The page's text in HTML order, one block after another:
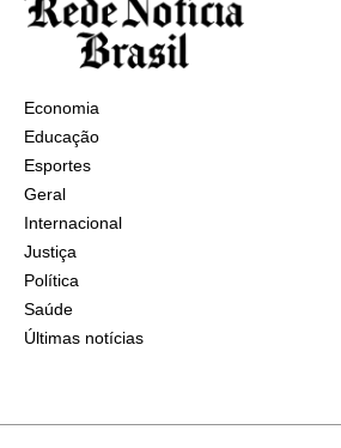
Economia
Educação
Esportes
Geral
Internacional
Justiça
Política
Saúde
Últimas notícias